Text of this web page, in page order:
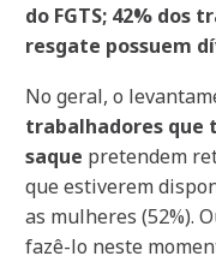
do FGTS; 42% dos
resgate possuem
No geral, o
trabalhadores que
saque pretendem
que estiverem
as mulheres (52%).
fazê-lo neste